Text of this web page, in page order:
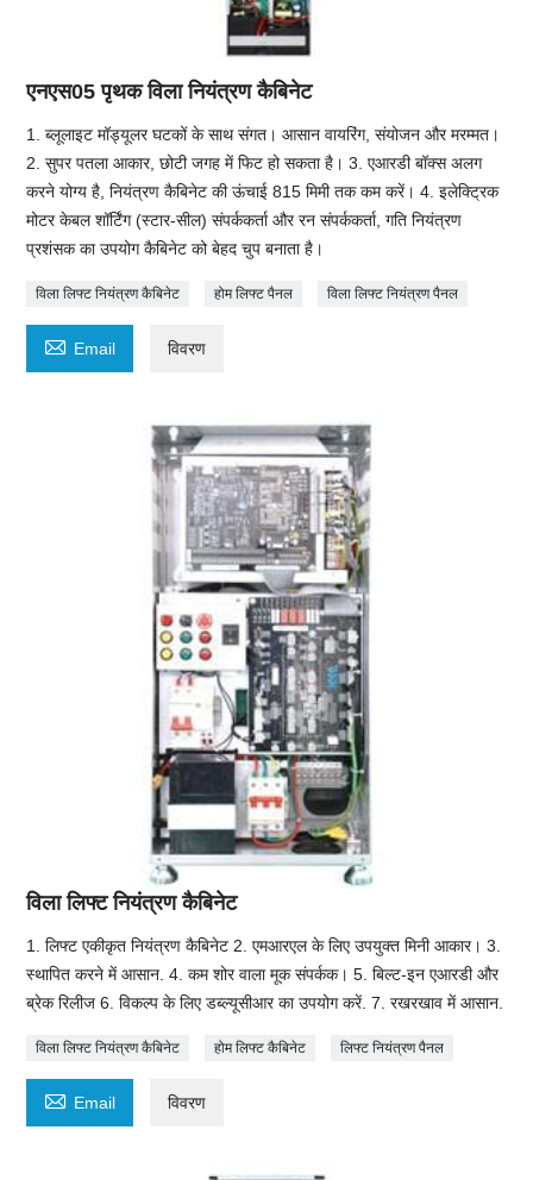
एनएस05 पृथक विला नियंत्रण कैबिनेट
1. ब्लूलाइट मॉड्यूलर घटकों के साथ संगत। आसान वायरिंग, संयोजन और मरम्मत।
2. सुपर पतला आकार, छोटी जगह में फिट हो सकता है। 3. एआरडी बॉक्स अलग
करने योग्य है, नियंत्रण कैबिनेट की ऊंचाई 815 मिमी तक कम करें। 4. इलेक्ट्रिक
मोटर केबल शॉर्टिंग (स्टार-सील) संपर्ककर्ता और रन संपर्ककर्ता, गति नियंत्रण
प्रशंसक का उपयोग कैबिनेट को बेहद चुप बनाता है।
विला लिफ्ट नियंत्रण कैबिनेट होम लिफ्ट पैनल विला लिफ्ट नियंत्रण पैनल
 Email विवरण
विला लिफ्ट नियंत्रण कैबिनेट
1. लिफ्ट एकीकृत नियंत्रण कैबिनेट 2. एमआरएल के लिए उपयुक्त मिनी आकार। 3.
स्थापित करने में आसान. 4. कम शोर वाला मूक संपर्कक। 5. बिल्ट-इन एआरडी और
ब्रेक रिलीज 6. विकल्प के लिए डब्ल्यूसीआर का उपयोग करें. 7. रखरखाव में आसान.
विला लिफ्ट नियंत्रण कैबिनेट होम लिफ्ट कैबिनेट लिफ्ट नियंत्रण पैनल
 Email विवरण